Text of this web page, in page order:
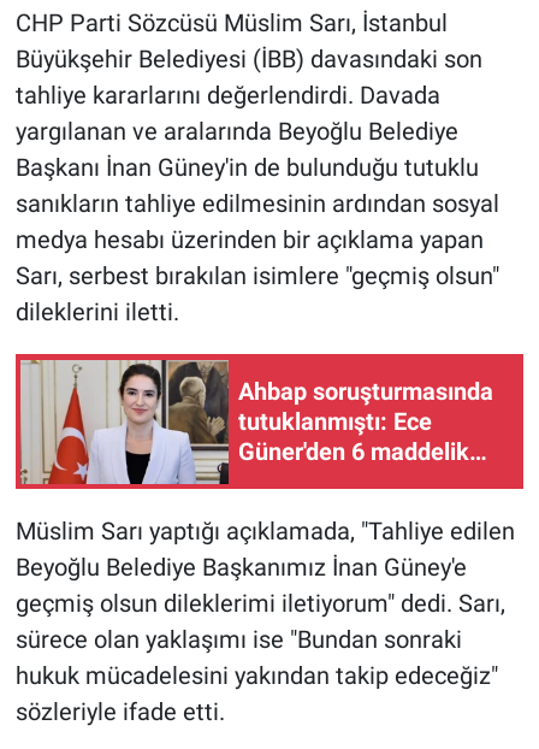
CHP Parti Sözcüsü Müslim Sarı, İstanbul
Büyükşehir Belediyesi (İBB) davasındaki son
tahliye kararlarını değerlendirdi. Davada
yargılanan ve aralarında Beyoğlu Belediye
Başkanı İnan Güney'in de bulunduğu tutuklu
sanıkların tahliye edilmesinin ardından sosyal
medya hesabı üzerinden bir açıklama yapan
Sarı, serbest bırakılan isimlere "geçmiş olsun"
dileklerini iletti.
Ahbap soruşturmasında
tutuklanmıştı: Ece
Güner'den 6 maddelik
Müslim Sarı yaptığı açıklamada, "Tahliye edilen
Beyoğlu Belediye Başkanımız İnan Güney'e
geçmiş olsun dileklerimi iletiyorum" dedi. Sarı,
sürece olan yaklaşımı ise "Bundan sonraki
hukuk mücadelesini yakından takip edeceğiz"
sözleriyle ifade etti.